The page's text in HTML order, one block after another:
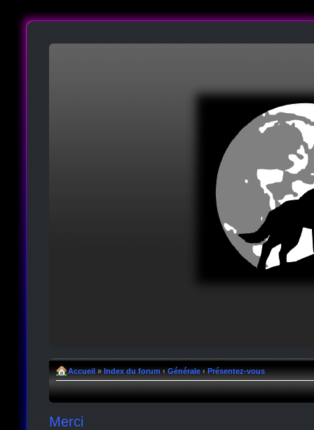
Accueil » Index du forum ‹ Générale ‹ Présentez-vous
Merci